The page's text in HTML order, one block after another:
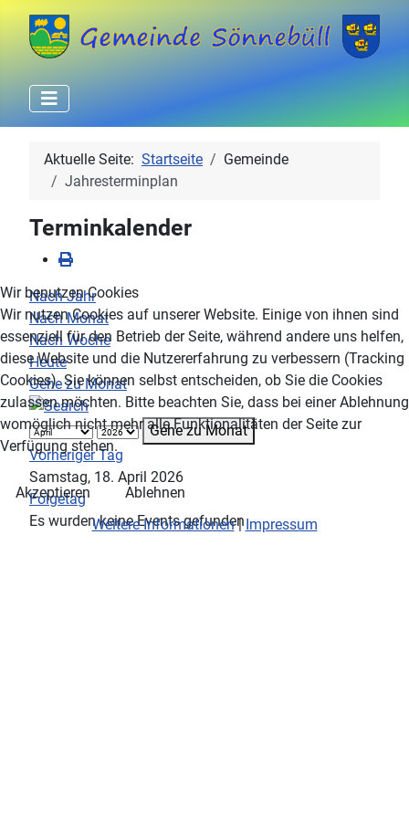
Aktuelle Seite: Startseite
Gemeinde
Jahresterminplan
Terminkalender
Nach Jahr
Nach Monat
Nach Woche
Heute
Gehe zu Monat
Gehe zu Monat
Vorheriger Tag
Samstag, 18. April 2026
Folgetag
Es wurden keine Events gefunden
Wir benutzen Cookies
Wir nutzen Cookies auf unserer Website. Einige von ihnen sind
essenziell für den Betrieb der Seite, während andere uns helfen,
diese Website und die Nutzererfahrung zu verbessern (Tracking
Cookies). Sie können selbst entscheiden, ob Sie die Cookies
zulassen möchten. Bitte beachten Sie, dass bei einer Ablehnung
womöglich nicht mehr alle Funktionalitäten der Seite zur
Verfügung stehen.
Akzeptieren
Ablehnen
Weitere Informationen|Impressum